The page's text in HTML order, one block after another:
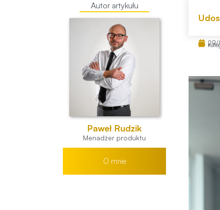
Autor artykułu
Paweł Rudzik
Menadżer produktu
O mnie